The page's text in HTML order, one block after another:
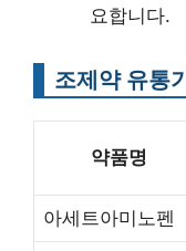
요합니다.
조제약 유통
약품명
아세트아미노펜